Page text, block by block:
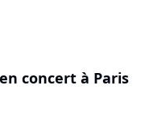
concert à Paris